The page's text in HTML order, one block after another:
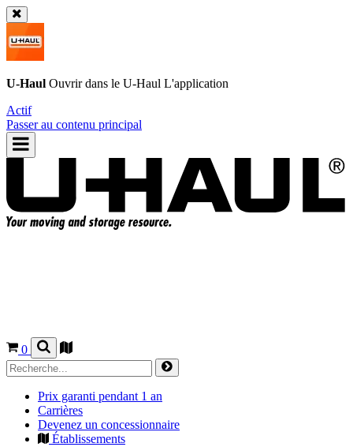
U-Haul Ouvrir dans le U-Haul L'application
Actif
Passer au contenu principal
0
Prix garanti pendant 1 an
Carrières
Devenez un concessionnaire
Établissements